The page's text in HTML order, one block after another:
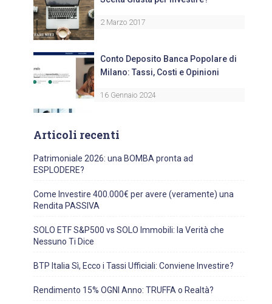
2 Marzo 2017
Conto Deposito Banca Popolare di
Milano: Tassi, Costi e Opinioni
16 Gennaio 2024
Articoli recenti
Patrimoniale 2026: una BOMBA pronta ad
ESPLODERE?
Come Investire 400.000€ per avere (veramente) una
Rendita PASSIVA
SOLO ETF S&P500 vs SOLO Immobili: la Verità che
Nessuno Ti Dice
BTP Italia Sì, Ecco i Tassi Ufficiali: Conviene Investire?
Rendimento 15% OGNI Anno: TRUFFA o Realtà?